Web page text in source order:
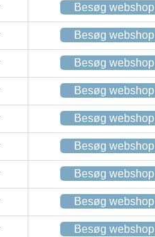
Besøg webshop
Besøg webshop
Besøg webshop
Besøg webshop
Besøg webshop
Besøg webshop
Besøg webshop
Besøg webshop
Besøg webshop